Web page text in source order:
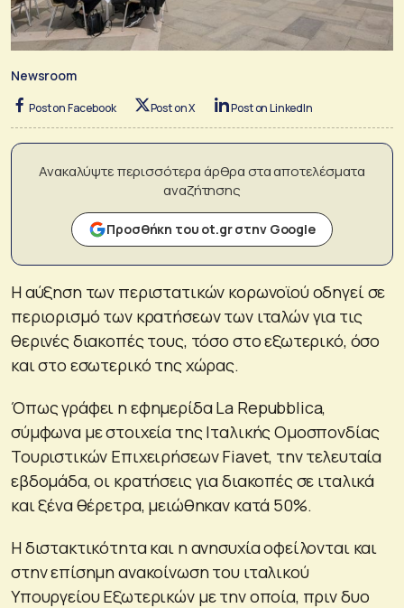
Newsroom
Post on Facebook Post on X Post on LinkedIn
Ανακαλύψτε περισσότερα άρθρα στα αποτελέσματα
αναζήτησης
Προσθήκη του ot.gr στην Google
Η αύξηση των περιστατικών κορωνοϊού οδηγεί σε
περιορισμό των κρατήσεων των ιταλών για τις
θερινές διακοπές τους, τόσο στο εξωτερικό, όσο
και στο εσωτερικό της χώρας.
Όπως γράφει η εφημερίδα La Repubblica,
σύμφωνα με στοιχεία της Ιταλικής Ομοσπονδίας
Τουριστικών Επιχειρήσεων Fiavet, την τελευταία
εβδομάδα, οι κρατήσεις για διακοπές σε ιταλικά
και ξένα θέρετρα, μειώθηκαν κατά 50%.
Η διστακτικότητα και η ανησυχία οφείλονται και
στην επίσημη ανακοίνωση του ιταλικού
Υπουργείου Εξωτερικών με την οποία, πριν δυο